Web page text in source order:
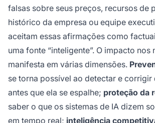
falsas sobre seus preços, recursos de
histórico da empresa ou equipe
aceitam essas afirmações como
uma fonte “inteligente”. O impacto nos
manifesta em várias dimensões.
se torna possível ao detectar e
antes que ela se espalhe; proteção da
saber o que os sistemas de IA dizem
em tempo real; inteligência